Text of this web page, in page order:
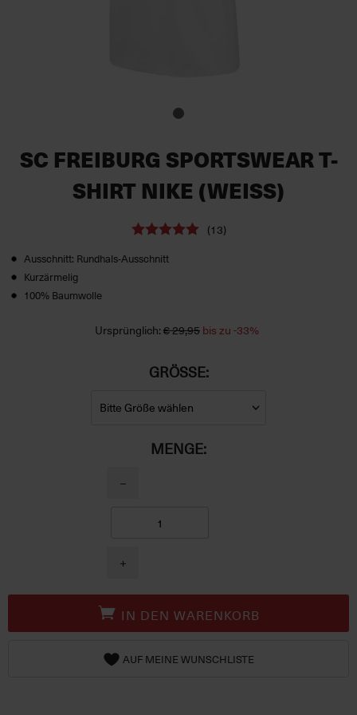
SC FREIBURG SPORTSWEAR T-
SHIRT NIKE (WEISS)
(13)
Ausschnitt: Rundhals-Ausschnitt
Kurzärmelig
100% Baumwolle
Ursprünglich:€ 29,95bis zu -33%
GRÖSSE:
MENGE:
−
+
IN DEN WARENKORB
AUF MEINE WUNSCHLISTE